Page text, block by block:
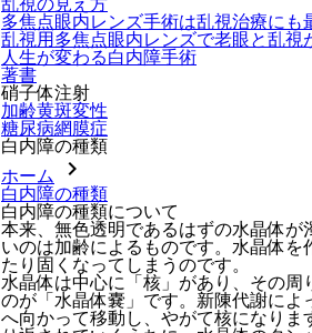
乱視の見え方
多焦点眼内レンズ手術は乱視治療にも
乱視用多焦点眼内レンズで老眼と乱視
人生が変わる白内障手術
著書
硝子体注射
加齢黄斑変性
糖尿病網膜症
白内障の種類
ホーム
chevron_right
白内障の種類
白内障の種類について
本来、無色透明であるはずの水晶体
いのは加齢によるものです。水晶体
たり固くなってしまうのです。
水晶体は中心に「核」があり、その
のが「水晶体嚢」です。新陳代謝に
へ向かって移動し、やがて核になり